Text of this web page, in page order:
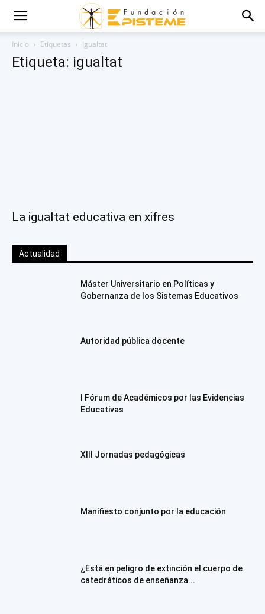
Inicio Etiquetas Igualtat
Etiqueta: igualtat
La igualtat educativa en xifres
Actualidad
Máster Universitario en Políticas y
Gobernanza de los Sistemas Educativos
Autoridad pública docente
I Fórum de Académicos por las Evidencias
Educativas
XIII Jornadas pedagógicas
Manifiesto conjunto por la educación
¿Está en peligro de extinción el cuerpo de
catedráticos de enseñanza...